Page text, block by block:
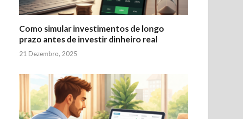
Como simular investimentos de longo
prazo antes de investir dinheiro real
21 Dezembro, 2025